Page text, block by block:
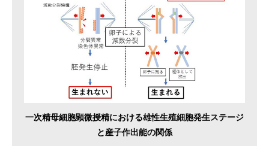
一次精母細胞顕微授精における雄性生殖細胞発生ステージ
と産子作出能の関係